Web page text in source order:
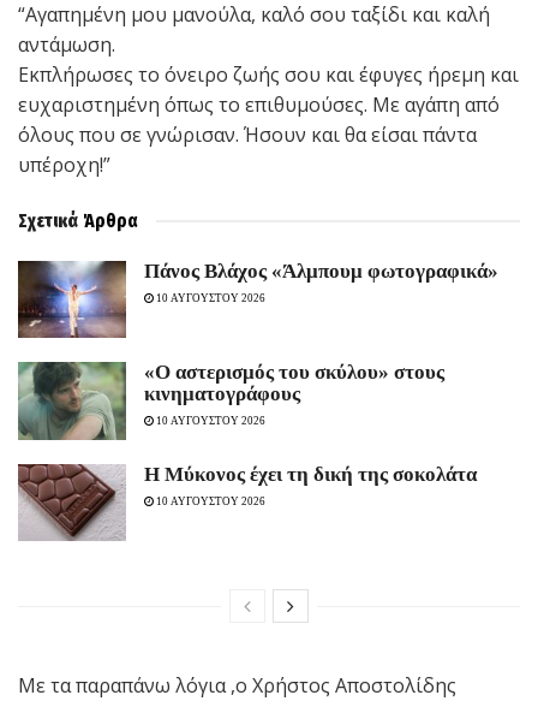
“Αγαπημένη μου μανούλα, καλό σου ταξίδι και καλή
αντάμωση.
Εκπλήρωσες το όνειρο ζωής σου και έφυγες ήρεμη και
ευχαριστημένη όπως το επιθυμούσες. Με αγάπη από
όλους που σε γνώρισαν. Ήσουν και θα είσαι πάντα
υπέροχη!”
Σχετικά Άρθρα
Πάνος Βλάχος «Άλμπουμ φωτογραφικά»
10 ΑΥΓΟΥΣΤΟΥ 2026
«Ο αστερισμός του σκύλου» στους
κινηματογράφους
10 ΑΥΓΟΥΣΤΟΥ 2026
Η Μύκονος έχει τη δική της σοκολάτα
10 ΑΥΓΟΥΣΤΟΥ 2026
Με τα παραπάνω λόγια ,ο Χρήστος Αποστολίδης